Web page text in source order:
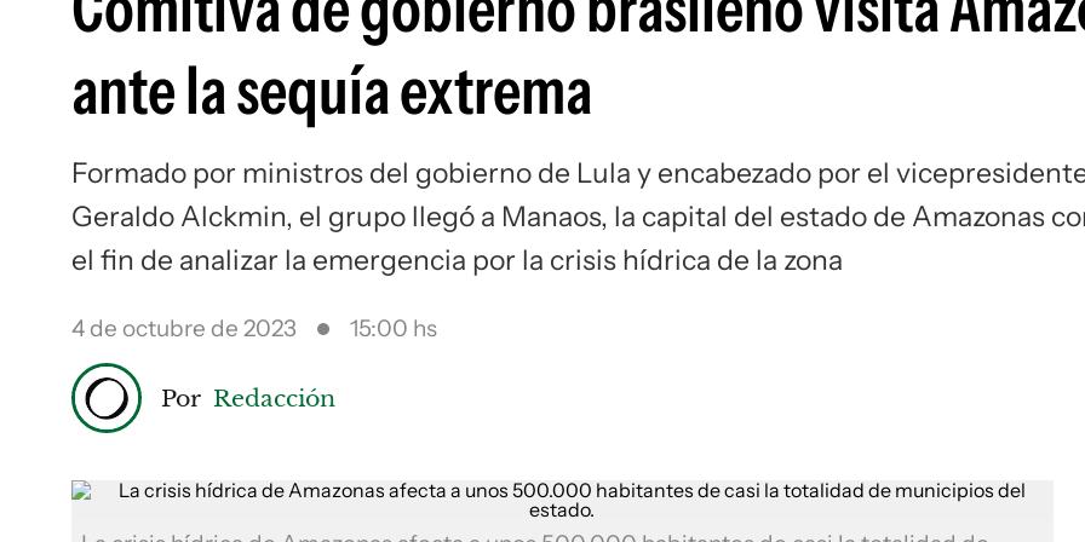
ante la sequía extrema
Formado por ministros del gobierno de Lula y encabezado por el
Geraldo Alckmin, el grupo llegó a Manaos, la capital del estado de Amazonas
el fin de analizar la emergencia por la crisis hídrica de la zona
4 de octubre de 2023 15:00 hs
Por Redacción